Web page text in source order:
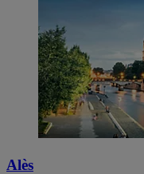
Alès